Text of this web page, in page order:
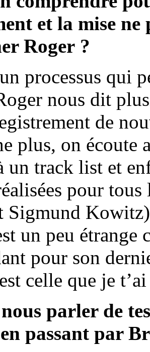
et la mise ne
Roger ?
processus qui
nous dit
de
plus, on écoute
un track list et
pour
Sigmund
un peu étrange
pour son
celle que je
parler de
passant par